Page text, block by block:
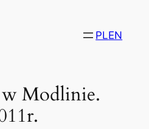
PLEN
Modlinie.